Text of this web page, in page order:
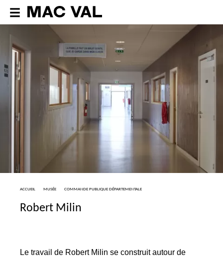
ACCUEIL MUSÉE COMMANDE PUBLIQUE DÉPARTEMENTALE
Robert Milin
Le travail de Robert Milin se construit autour de